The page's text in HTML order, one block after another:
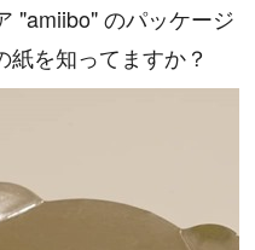
"amiibo" のパッケージ
を知ってますか？